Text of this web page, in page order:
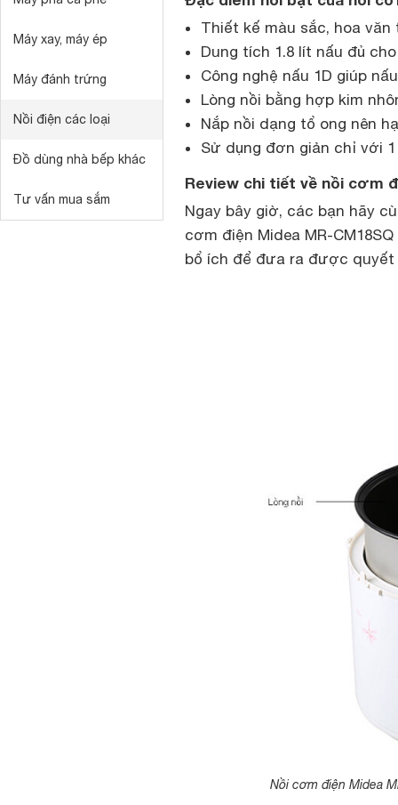
Máy xay, máy ép
Máy đánh trứng
Nồi điện các loại
Đồ dùng nhà bếp khác
Tư vấn mua sắm
Thiết kế màu sắc, hoa văn
Dung tích 1.8 lít nấu đủ
Công nghệ nấu 1D giúp
Lòng nồi bằng hợp kim
Nắp nồi dạng tổ ong nên
Sử dụng đơn giản chỉ với
Review chi tiết về nồi cơm
Ngay bây giờ, các bạn hãy
cơm điện Midea MR-
bổ ích để đưa ra được quyết
Nồi cơm điện Midea